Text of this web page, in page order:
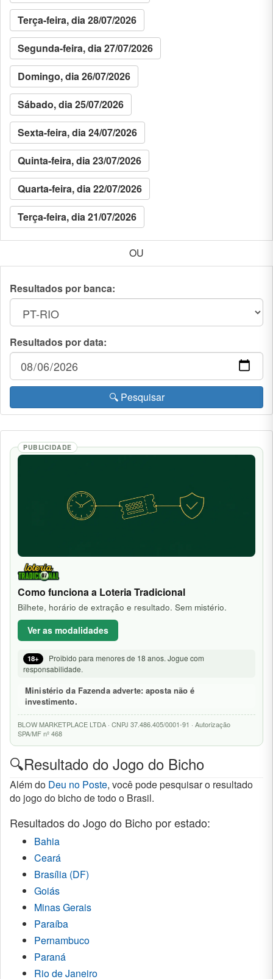
Terça-feira, dia 28/07/2026
Segunda-feira, dia 27/07/2026
Domingo, dia 26/07/2026
Sábado, dia 25/07/2026
Sexta-feira, dia 24/07/2026
Quinta-feira, dia 23/07/2026
Quarta-feira, dia 22/07/2026
Terça-feira, dia 21/07/2026
OU
Resultados por banca:
Resultados por data:
🔍 Pesquisar
PUBLICIDADE
Como funciona a Loteria Tradicional
Bilhete, horário de extração e resultado. Sem mistério.
Ver as modalidades
18+
Proibido para menores de 18 anos. Jogue com
responsabilidade.
Ministério da Fazenda adverte: aposta não é
investimento.
BLOW MARKETPLACE LTDA · CNPJ 37.486.405/0001-91 · Autorização
SPA/MF nº 468
🔍Resultado do Jogo do Bicho
Além do Deu no Poste, você pode pesquisar o resultado
do jogo do bicho de todo o Brasil.
Resultados do Jogo do Bicho por estado:
Bahia
Ceará
Brasília (DF)
Goiás
Minas Gerais
Paraíba
Pernambuco
Paraná
Rio de Janeiro